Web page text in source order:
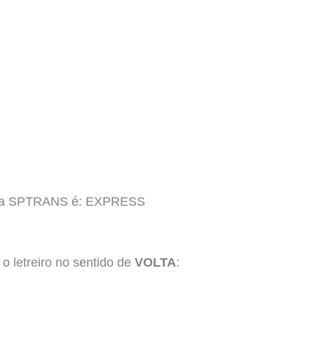
SPTRANS é: EXPRESS
letreiro no sentido de VOLTA: